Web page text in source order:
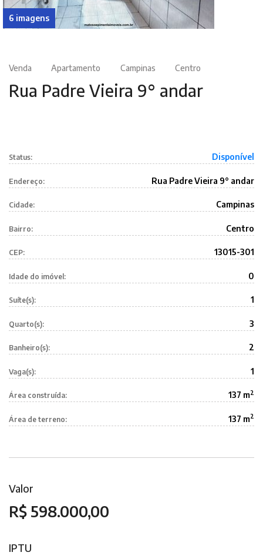
6 imagens
Venda Apartamento Campinas Centro
Rua Padre Vieira 9° andar
Status: Disponível
Endereço: Rua Padre Vieira 9° andar
Cidade: Campinas
Bairro: Centro
CEP: 13015-301
Idade do imóvel: 0
Suíte(s): 1
Quarto(s): 3
Banheiro(s): 2
Vaga(s): 1
Área construída: 137 m2
Área de terreno: 137 m2
Valor
R$ 598.000,00
IPTU